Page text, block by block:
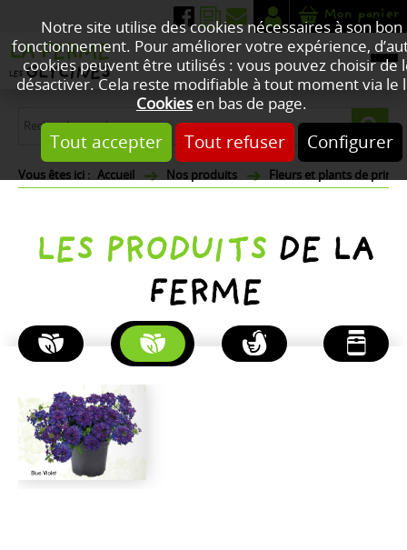
Notre site utilise des cookies nécessaires à son bon
fonctionnement. Pour améliorer votre expérience,
cookies peuvent être utilisés : vous pouvez choisir de
désactiver. Cela reste modifiable à tout moment via le
Cookies en bas de page.
Tout accepter Tout refuser Configurer
Mon panier
Accueil Nos produits Fleurs et plants de
LES PRODUITS DE LA
FERME
PLANTES
D'AUTOMNE
FLEURS
ET
PLANTS
PRINTEMPS